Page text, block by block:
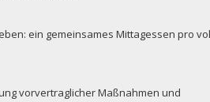
ein gemeinsames Mittagessen pro
vorvertraglicher Maßnahmen und